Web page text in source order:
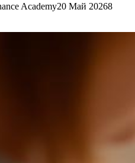
Academy20 Май 20268